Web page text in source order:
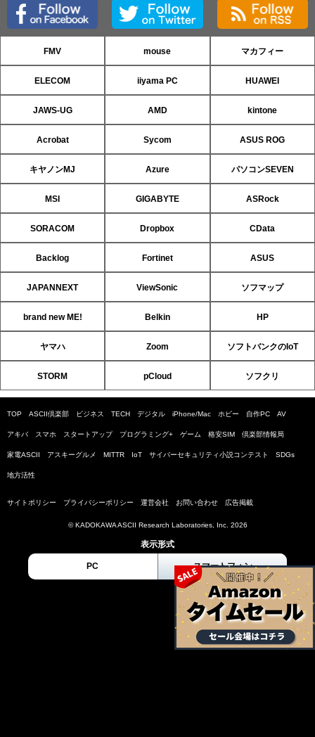
FMV mouse マカフィー
ELECOM iiyama PC HUAWEI
JAWS-UG AMD kintone
Acrobat Sycom ASUS ROG
キヤノンMJ Azure パソコンSEVEN
MSI GIGABYTE ASRock
SORACOM Dropbox CData
Backlog Fortinet ASUS
JAPANNEXT ViewSonic ソフマップ
brand new ME! Belkin HP
ヤマハ Zoom ソフトバンクのIoT
STORM pCloud ソフクリ
TOP ASCII倶楽部 ビジネス TECH デジタル iPhone/Mac ホビー 自作PC AV
アキバ スマホ スタートアップ プログラミング+ ゲーム 格安SIM 倶楽部情報局
家電ASCII アスキーグルメ MITTR IoT サイバーセキュリティ小説コンテスト SDGs
地方活性
サイトポリシー プライバシーポリシー 運営会社 お問い合わせ 広告掲載
© KADOKAWA ASCII Research Laboratories, Inc. 2026
表示形式
PC スマートフォン